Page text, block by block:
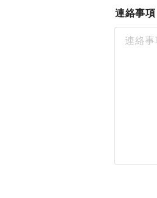
連絡事項